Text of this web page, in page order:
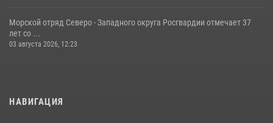
Морской отряд Северо - Западного округа Росгвардии отмечает 37
лет со ...
03 августа 2026, 12:23
НАВИГАЦИЯ